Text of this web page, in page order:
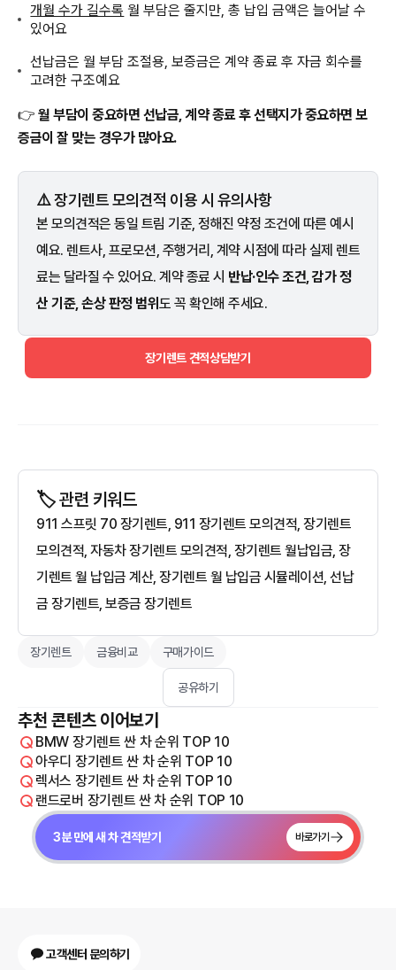
개월 수가 길수록 월 부담은 줄지만, 총 납입 금액은 늘어날 수
있어요
선납금은 월 부담 조절용, 보증금은 계약 종료 후 자금 회수를
고려한 구조예요
👉 월 부담이 중요하면 선납금, 계약 종료 후 선택지가 중요하면 보
증금이 잘 맞는 경우가 많아요.
⚠️ 장기렌트 모의견적 이용 시 유의사항
본 모의견적은 동일 트림 기준, 정해진 약정 조건에 따른 예시
예요. 렌트사, 프로모션, 주행거리, 계약 시점에 따라 실제 렌트
료는 달라질 수 있어요. 계약 종료 시 반납·인수 조건, 감가 정
산 기준, 손상 판정 범위도 꼭 확인해 주세요.
장기렌트 견적상담받기
🏷️ 관련 키워드
911 스프릿 70 장기렌트, 911 장기렌트 모의견적, 장기렌트
모의견적, 자동차 장기렌트 모의견적, 장기렌트 월납입금, 장
기렌트 월 납입금 계산, 장기렌트 월 납입금 시뮬레이션, 선납
금 장기렌트, 보증금 장기렌트
장기렌트 금융비교 구매가이드
공유하기
추천 콘텐츠 이어보기
BMW 장기렌트 싼 차 순위 TOP 10
아우디 장기렌트 싼 차 순위 TOP 10
렉서스 장기렌트 싼 차 순위 TOP 10
랜드로버 장기렌트 싼 차 순위 TOP 10
3분 만에 새 차 견적받기 바로가기
고객센터 문의하기